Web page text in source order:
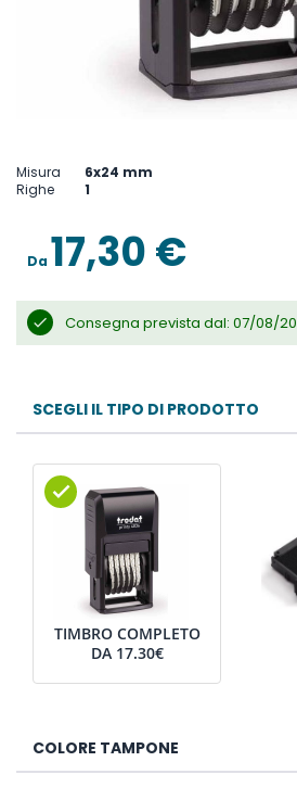
galleria
di
Misura
6x24 mm
Righe
1
Da17,30 €
Consegna prevista dal: 07/08/
SCEGLI IL TIPO DI PRODOTTO
TIMBRO COMPLETO
DA 17.30€
COLORE TAMPONE